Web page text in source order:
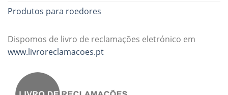
Produtos para roedores
Dispomos de livro de reclamações eletrónico em
www.livroreclamacoes.pt